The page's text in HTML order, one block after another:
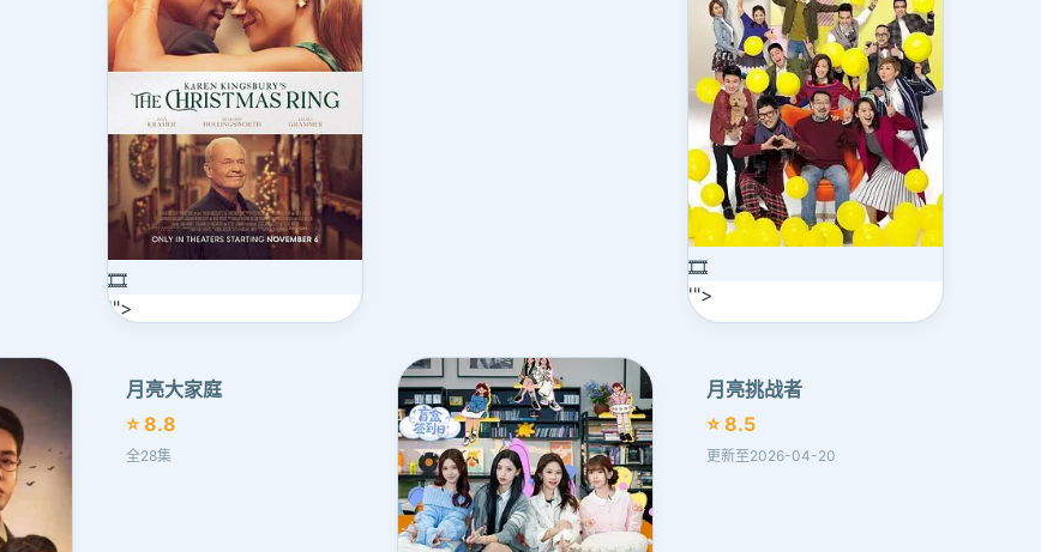
🎞️
'">
🎞️
'">
月亮大家庭
⭐ 8.8
全28集
月亮挑战者
⭐ 8.5
更新至2026-04-20